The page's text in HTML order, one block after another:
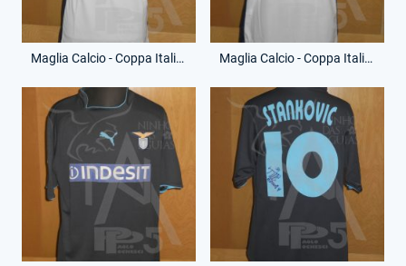
Maglia Calcio - Coppa Italia - Sinisa Mihajlovic - 11 - (Fronte) Maglia Calcio - Coppa Italia - Sinisa Mihajlovic - 11 - (Retro)